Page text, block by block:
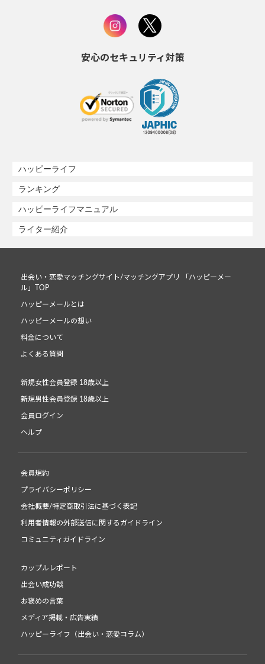
安心のセキュリティ対策
ハッピーライフ
ランキング
ハッピーライフマニュアル
ライター紹介
出会い・恋愛マッチングサイト/マッチングアプリ 「ハッピーメー
ル」TOP
ハッピーメールとは
ハッピーメールの想い
料金について
よくある質問
新規女性会員登録 18歳以上
新規男性会員登録 18歳以上
会員ログイン
ヘルプ
会員規約
プライバシーポリシー
会社概要/特定商取引法に基づく表記
利用者情報の外部送信に関するガイドライン
コミュニティガイドライン
カップルレポート
出会い成功談
お褒めの言葉
メディア掲載・広告実績
ハッピーライフ（出会い・恋愛コラム）